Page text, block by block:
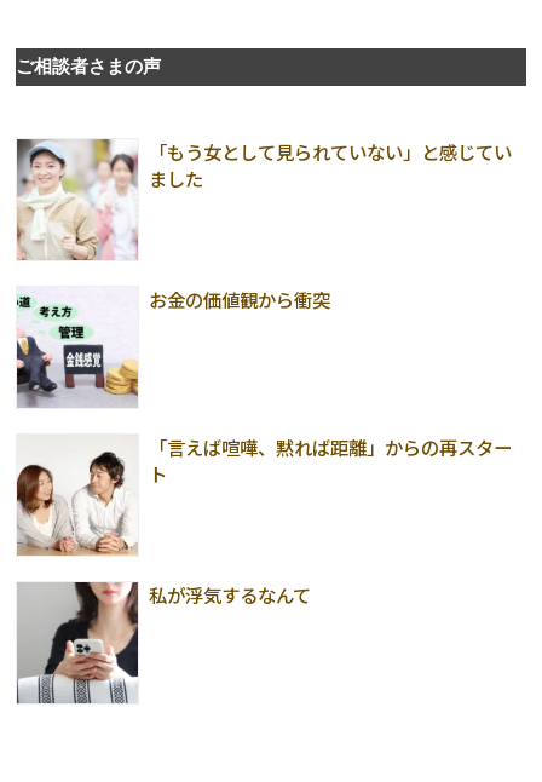
ご相談者さまの声
「もう女として見られていない」と感じてい
ました
お金の価値観から衝突
「言えば喧嘩、黙れば距離」からの再スター
ト
私が浮気するなんて